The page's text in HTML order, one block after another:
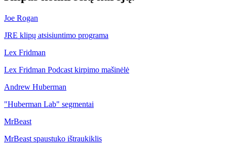
Joe Rogan
JRE klipų atsisiuntimo programa
Lex Fridman
Lex Fridman Podcast kirpimo mašinėlė
Andrew Huberman
"Huberman Lab" segmentai
MrBeast
MrBeast spaustuko ištraukiklis